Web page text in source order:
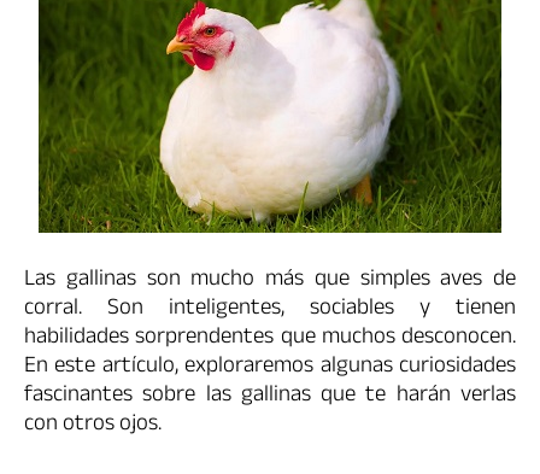
Las gallinas son mucho más que simples aves de
corral. Son inteligentes, sociables y tienen
habilidades sorprendentes que muchos desconocen.
En este artículo, exploraremos algunas curiosidades
fascinantes sobre las gallinas que te harán verlas
con otros ojos.